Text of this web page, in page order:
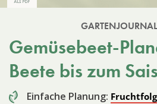
Gemüsebeet-
Beete bis zum
Einfache Planung: